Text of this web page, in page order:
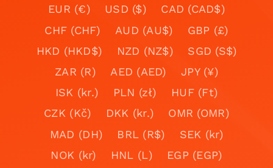
EUR (€) USD ($)
CAD (CAD$)
CHF (CHF)
AUD (AU$)
GBP (£)
HKD (HKD$)
NZD (NZ$)
SGD (S$)
ZAR (R)
AED (AED)
JPY (¥)
ISK (kr.)
PLN (zł)
HUF (Ft)
CZK (Kč)
DKK (kr.)
OMR (OMR)
MAD (DH)
BRL (R$)
SEK (kr)
NOK (kr)
HNL (L)
EGP (EGP)